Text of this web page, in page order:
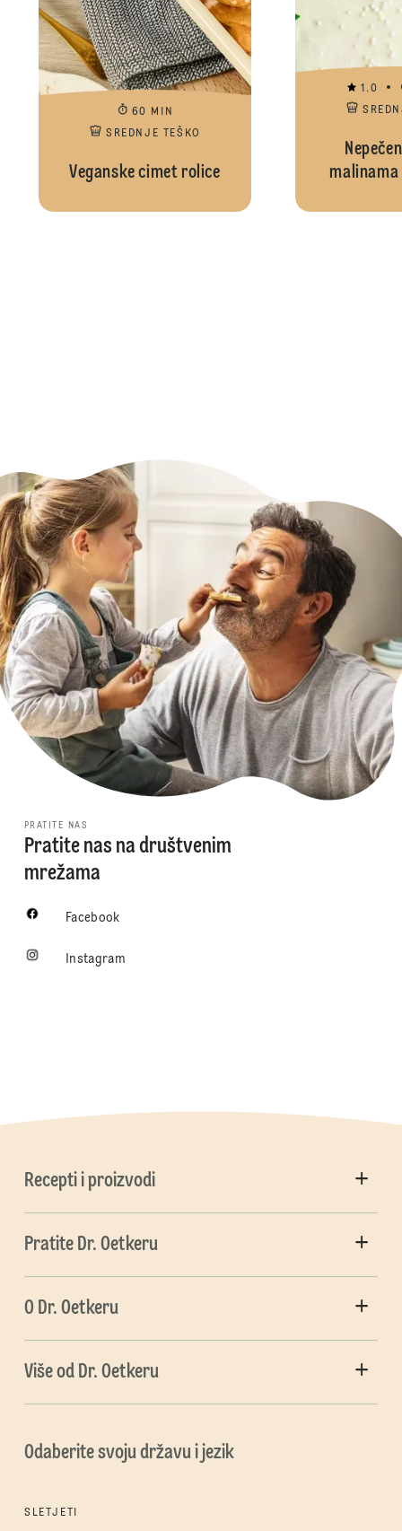
60 MIN
SREDNJE TEŠKO
Veganske cimet rolice
1.0
PRATITE NAS
Pratite nas na društvenim
mrežama
Facebook
Instagram
Recepti i proizvodi
Pratite Dr. Oetkeru
O Dr. Oetkeru
Više od Dr. Oetkeru
Odaberite svoju državu i jezik
SLETJETI